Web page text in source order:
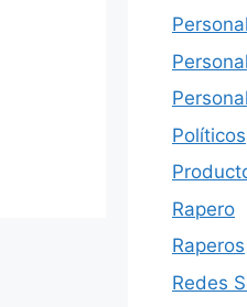
Políticos
Rapero
Raperos
Redes